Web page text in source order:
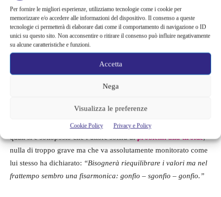
Per fornire le migliori esperienze, utilizziamo tecnologie come i cookie per
memorizzare e/o accedere alle informazioni del dispositivo. Il consenso a queste
tecnologie ci permetterà di elaborare dati come il comportamento di navigazione o ID
unici su questo sito. Non acconsentire o ritirare il consenso può influire negativamente
su alcune caratteristiche e funzioni.
Accetta
Nega
Visualizza le preferenze
Cookie Policy Privacy e Policy
volta la fortuna, invece che una carezza, ti ha dato un bel calcio
in culo. ‘Lei ha un problema di salute‘”.
Queste sono state le drammatiche e anche commoventi parole di
Gabriel Garko che ha confessato al proprio pubblico di avere
problemi di salute e di essersene accorto per caso mentre era in
episodi come questo gli sono capitati anche
Ma di cosa si tratta? Sembra, dalle ultime visite mediche alle
quali si è sottoposto che l’attore soffra diproblemi alla tiroide,
nulla di troppo grave ma che va assolutamente monitorato come
lui stesso ha dichiarato: “Bisognerà riequilibrare i valori ma nel
frattempo sembro una fisarmonica: gonfio – sgonfio – gonfio.”